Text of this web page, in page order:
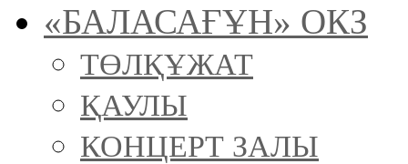
«БАЛАСАҒҰН» ОКЗ
ТӨЛҚҰЖАТ
ҚАУЛЫ
КОНЦЕРТ ЗАЛЫ